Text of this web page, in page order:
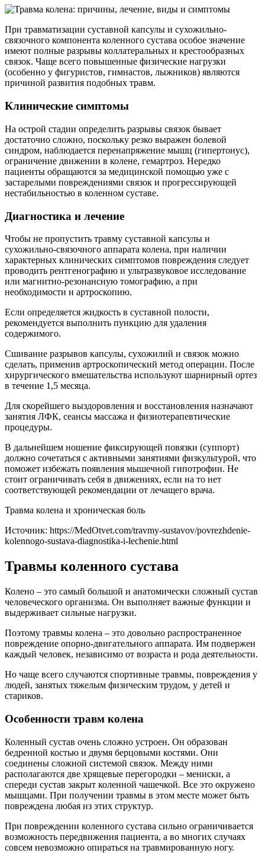
При травматизации суставной капсулы и сухожильно-
связочного компонента коленного сустава особое значение
имеют полные разрывы коллатеральных и крестообразных
связок. Чаще всего повышенные физические нагрузки
(особенно у фигуристов, гимнастов, лыжников) являются
причиной развития подобных травм.
Клинические симптомы
На острой стадии определить разрывы связок бывает
достаточно сложно, поскольку резко выражен болевой
синдром, наблюдается перенапряжение мышц (гипертонус),
ограничение движении в колене, гемартроз. Нередко
пациенты обращаются за медицинской помощью уже с
застарелыми повреждениями связок и прогрессирующей
нестабильностью в коленном суставе.
Диагностика и лечение
Чтобы не пропустить травму суставной капсулы и
сухожильно-связочного аппарата колена, при наличии
характерных клинических симптомов повреждения следует
проводить рентгенографию и ультразвуковое исследование
или магнитно-резонансную томографию, а при
необходимости и артроскопию.
Если определяется жидкость в суставной полости,
рекомендуется выполнить пункцию для удаления
содержимого.
Сшивание разрывов капсулы, сухожилий и связок можно
сделать, применив артроскопический метод операции. После
хирургического вмешательства используют шарнирный ортез
в течение 1,5 месяца.
Для скорейшего выздоровления и восстановления назначают
занятия ЛФК, сеансы массажа и физиотерапевтические
процедуры.
В дальнейшем ношение фиксирующей повязки (суппорт)
должно сочетаться с активными занятиями физкультурой, что
поможет избежать появления мышечной гипотрофии. Не
стоит ограничивать себя в движениях, если на то нет
соответствующей рекомендации от лечащего врача.
Травма колена и хроническая боль
Источник: https://MedOtvet.com/travmy-sustavov/povrezhdenie-
kolennogo-sustava-diagnostika-i-lechenie.html
Травмы коленного сустава
Колено – это самый большой и анатомически сложный сустав
человеческого организма. Он выполняет важные функции и
выдерживает сильные нагрузки.
Поэтому травмы колена – это довольно распространенное
повреждение опорно-двигательного аппарата. Им подвержен
каждый человек, независимо от возраста и рода деятельности.
Но чаще всего случаются спортивные травмы, повреждения у
людей, занятых тяжелым физическим трудом, у детей и
стариков.
Особенности травм колена
Коленный сустав очень сложно устроен. Он образован
бедренной костью и двумя берцовыми костями. Они
соединены сложной системой связок. Между ними
располагаются две хрящевые перегородки – мениски, а
спереди сустав закрыт коленной чашечкой. Все это окружено
мышцами. При получении травмы в этом месте может быть
повреждена любая из этих структур.
При повреждении коленного сустава сильно ограничивается
возможность передвижения пациента, а во многих случаях
совсем невозможно опираться на травмированную ногу.